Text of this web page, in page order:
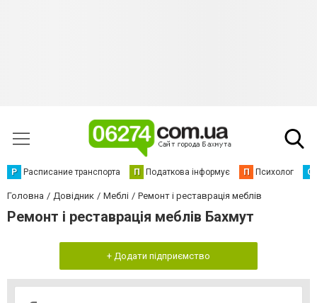
Р Расписание транспорта П Податкова інформує П Психолог С
Головна Довідник Меблі Ремонт і реставрація меблів
Ремонт і реставрація меблів Бахмут
+ Додати підприємство